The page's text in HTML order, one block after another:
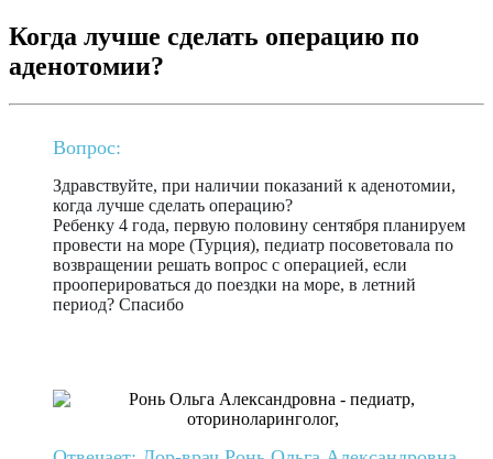
Когда лучше сделать операцию по
аденотомии?
Вопрос:
Здравствуйте, при наличии показаний к аденотомии,
когда лучше сделать операцию?
Ребенку 4 года, первую половину сентября планируем
провести на море (Турция), педиатр посоветовала по
возвращении решать вопрос с операцией, если
прооперироваться до поездки на море, в летний
период? Спасибо